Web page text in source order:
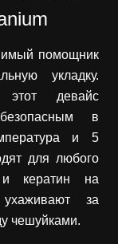
помощник
укладку.
этот девайс
в
и 5
для любого
кератин на
за
чешуйками.